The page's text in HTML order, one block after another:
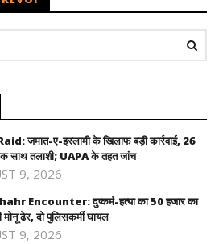
जमात-ए-इस्लामी के खिलाफ बड़ी कार्रवाई, 26
साथ तलाशी; UAPA के तहत जांच
9, 2026
Encounter: दुष्कर्म-हत्या का 50 हजार का
मोनू ढेर, दो पुलिसकर्मी घायल
9, 2026